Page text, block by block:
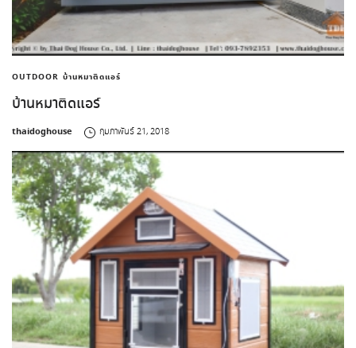
OUTDOOR บ้านหมาติดแอร์
บ้านหมาติดแอร์
by
thaidoghouse กุมภาพันธ์ 21, 2018